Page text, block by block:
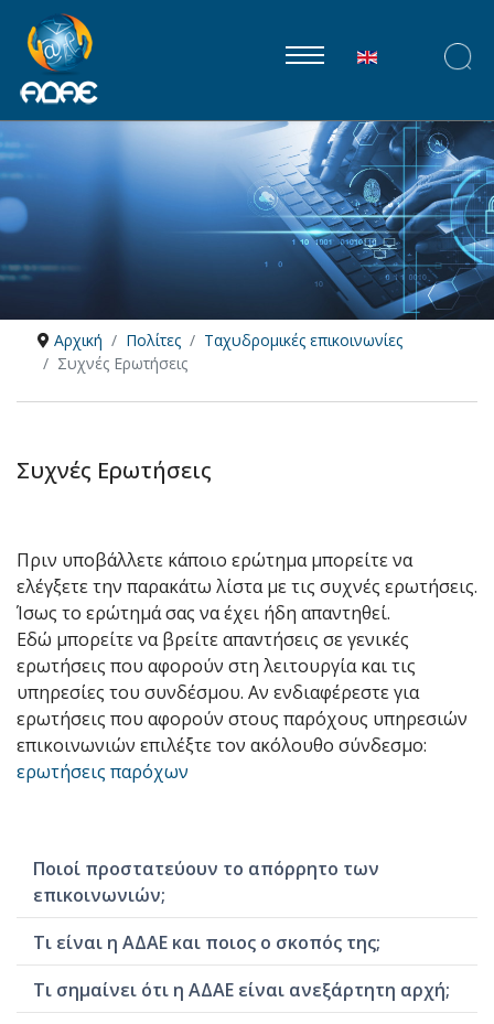
Επιλέξτε τη
Αρχική Πολίτες
Ταχυδρομικές επικοινωνίες
Συχνές Ερωτήσεις
Συχνές Ερωτήσεις
Πριν υποβάλλετε κάποιο ερώτημα μπορείτε να
ελέγξετε την παρακάτω λίστα με τις συχνές ερωτήσεις.
Ίσως το ερώτημά σας να έχει ήδη απαντηθεί.
Εδώ μπορείτε να βρείτε απαντήσεις σε γενικές
ερωτήσεις που αφορούν στη λειτουργία και τις
υπηρεσίες του συνδέσμου. Αν ενδιαφέρεστε για
ερωτήσεις που αφορούν στους παρόχους υπηρεσιών
επικοινωνιών επιλέξτε τον ακόλουθο σύνδεσμο:
ερωτήσεις παρόχων
Ποιοί προστατεύουν το απόρρητο των
επικοινωνιών;
Τι είναι η ΑΔΑΕ και ποιος ο σκοπός της;
Τι σημαίνει ότι η ΑΔΑΕ είναι ανεξάρτητη αρχή;